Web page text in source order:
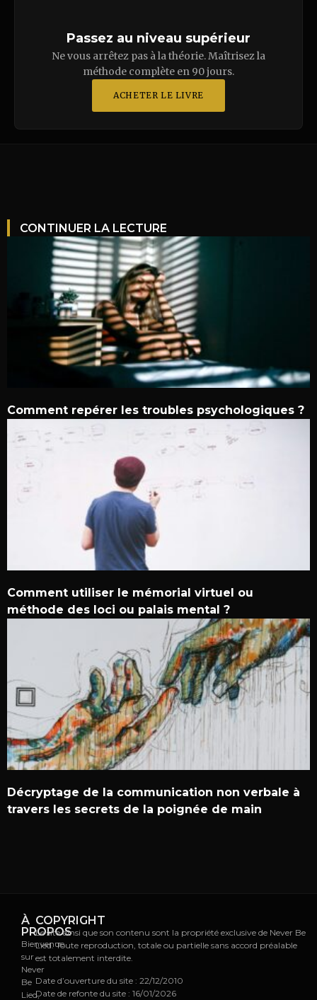
Passez au niveau supérieur
Ne vous arrêtez pas à la théorie. Maîtrisez la
méthode complète en 90 jours.
ACHETER LE LIVRE
CONTINUER LA LECTURE
Comment repérer les troubles psychologiques ?
Comment utiliser le mémorial virtuel ou
méthode des loci ou palais mental ?
Décryptage de la communication non verbale à
travers les secrets de la poignée de main
À
PROPOS
Bienvenue
sur
Never
Be
Lied,
COPYRIGHT
Le site ainsi que son contenu sont la propriété exclusive de Never Be
Lied. Toute reproduction, totale ou partielle sans accord préalable
est totalement interdite.
Date d’ouverture du site : 22/12/2010
Date de refonte du site : 16/01/2026